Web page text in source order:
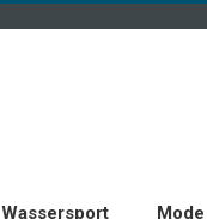
Wassersport